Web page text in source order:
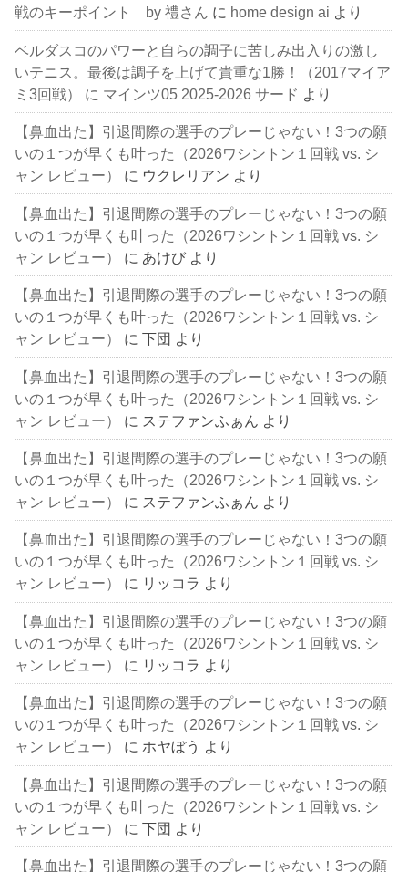
戦のキーポイント by 禮さん に home design ai より
ベルダスコのパワーと自らの調子に苦しみ出入りの激し
いテニス。最後は調子を上げて貴重な1勝！（2017マイア
ミ3回戦）
に マインツ05 2025-2026 サード より
【鼻血出た】引退間際の選手のプレーじゃない！3つの願
いの１つが早くも叶った（2026ワシントン１回戦 vs. シ
ャン レビュー）
に ウクレリアン より
【鼻血出た】引退間際の選手のプレーじゃない！3つの願
いの１つが早くも叶った（2026ワシントン１回戦 vs. シ
ャン レビュー）
に あけび より
【鼻血出た】引退間際の選手のプレーじゃない！3つの願
いの１つが早くも叶った（2026ワシントン１回戦 vs. シ
ャン レビュー）
に下団 より
【鼻血出た】引退間際の選手のプレーじゃない！3つの願
いの１つが早くも叶った（2026ワシントン１回戦 vs. シ
ャン レビュー）
に ステファンふぁん より
【鼻血出た】引退間際の選手のプレーじゃない！3つの願
いの１つが早くも叶った（2026ワシントン１回戦 vs. シ
ャン レビュー）
に ステファンふぁん より
【鼻血出た】引退間際の選手のプレーじゃない！3つの願
いの１つが早くも叶った（2026ワシントン１回戦 vs. シ
ャン レビュー）
に リッコラ より
【鼻血出た】引退間際の選手のプレーじゃない！3つの願
いの１つが早くも叶った（2026ワシントン１回戦 vs. シ
ャン レビュー）
に リッコラ より
【鼻血出た】引退間際の選手のプレーじゃない！3つの願
いの１つが早くも叶った（2026ワシントン１回戦 vs. シ
ャン レビュー）
に ホヤぼう より
【鼻血出た】引退間際の選手のプレーじゃない！3つの願
いの１つが早くも叶った（2026ワシントン１回戦 vs. シ
ャン レビュー）
に下団 より
【鼻血出た】引退間際の選手のプレーじゃない！3つの願